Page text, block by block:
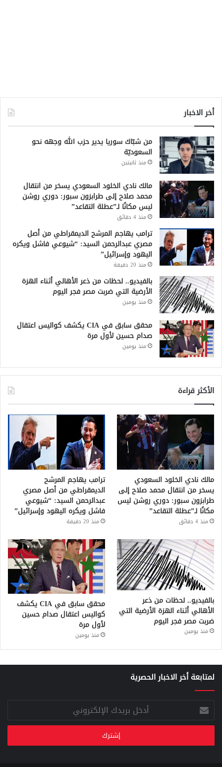
أخر الاخبار
من شبّاك سوريا يدير حزب الله وجهه نحو
السعوديّة
منذ ثانيتين
مالك نادي الخلود السعودي يسخر من انتقال
محمد صلاح إلى طرابزون سبور: دوري روشن
ليس مكانًا لـ”عطلة التقاعد”
منذ 4 دقائق
ترامب يهاجم المرشح الديمقراطي من أصل
مصري عبدالرحمن السيد: “شيوعي فاشل ويكره
اليهود وإسرائيل”
منذ 20 دقيقة
بالفيديو.. لحظات من ذعر الأهالي أثناء الهزة
الأرضية التي ضربت مصر فجر اليوم
منذ يومين
محقق سابق في CIA يكشف كواليس اعتقال
صدام حسين لأول مرة
منذ يومين
الأكثر قراءة
مالك نادي الخلود السعودي
يسخر من انتقال محمد صلاح إلى
طرابزون سبور: دوري روشن ليس
مكانًا لـ”عطلة التقاعد”
منذ 4 دقائق
ترامب يهاجم المرشح
الديمقراطي من أصل مصري
عبدالرحمن السيد: “شيوعي
فاشل ويكره اليهود وإسرائيل”
منذ 20 دقيقة
بالفيديو.. لحظات من ذعر
الأهالي أثناء الهزة الأرضية التي
ضربت مصر فجر اليوم
منذ يومين
محقق سابق في CIA يكشف
كواليس اعتقال صدام حسين
لأول مرة
منذ يومين
لمتابعة أخر الاخبار الحصرية
أدخل
بريدك
الإلكتروني